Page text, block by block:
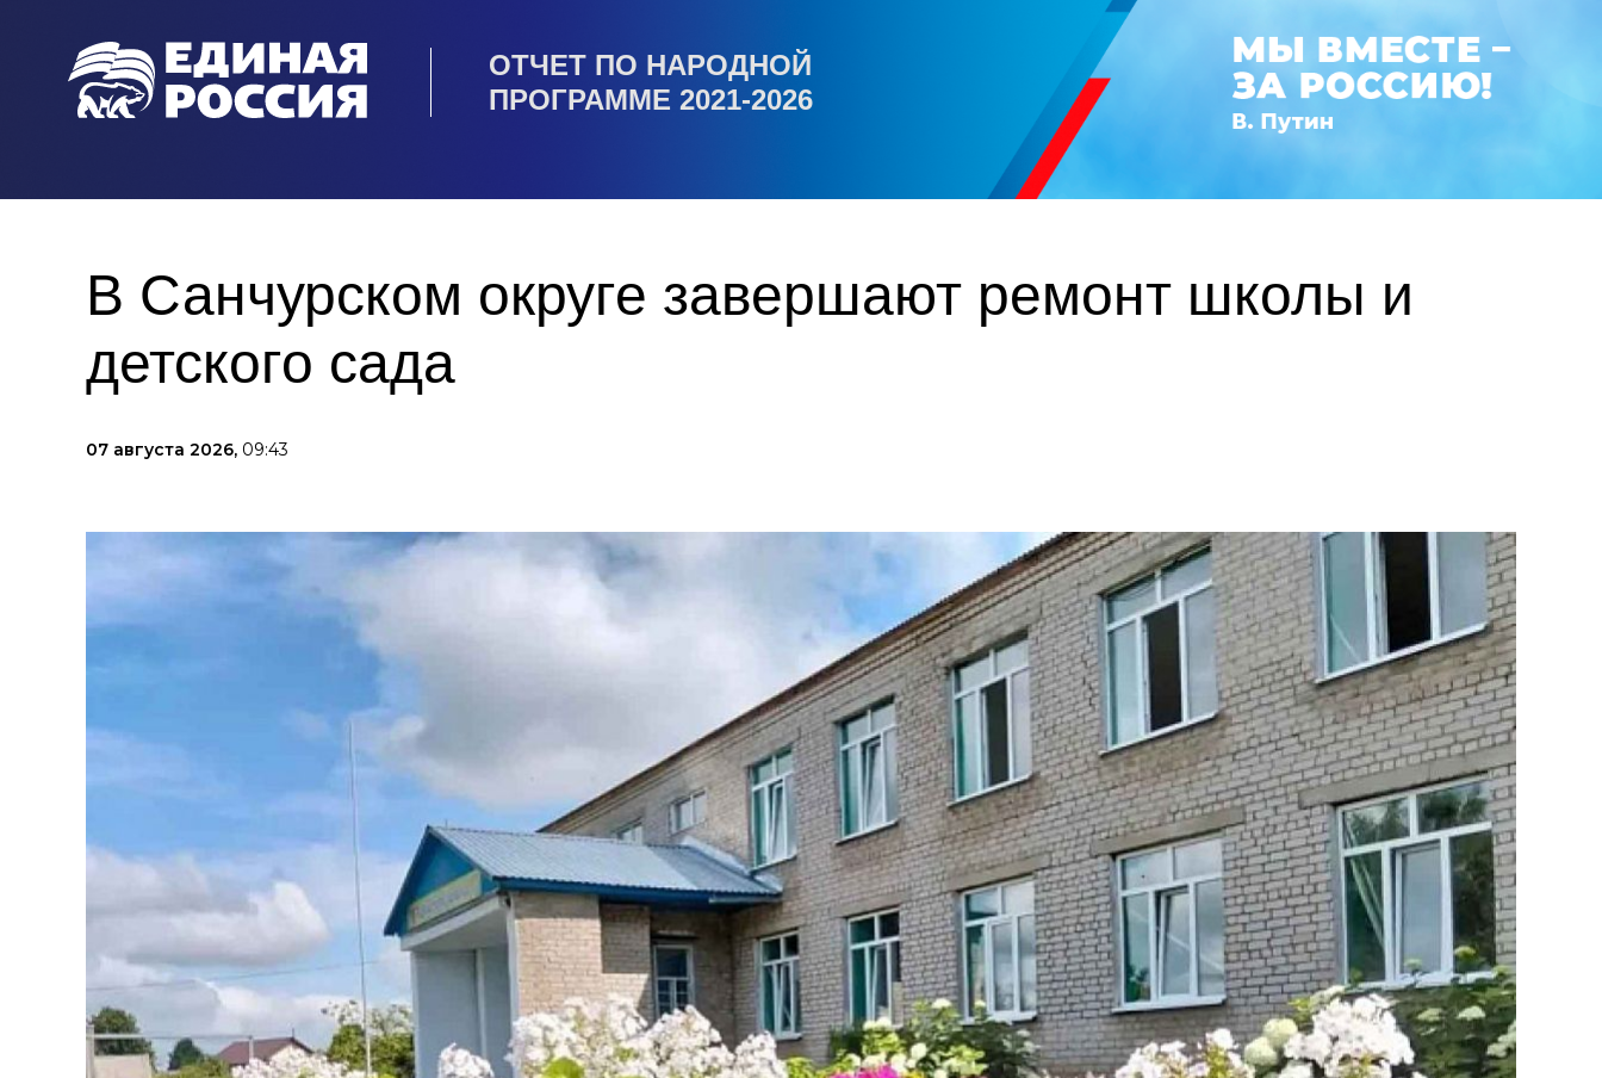
ОТЧЕТ ПО НАРОДНОЙ
ПРОГРАММЕ 2021-2026
В Санчурском округе завершают ремонт школы и
детского сада
07 августа 2026, 09:43